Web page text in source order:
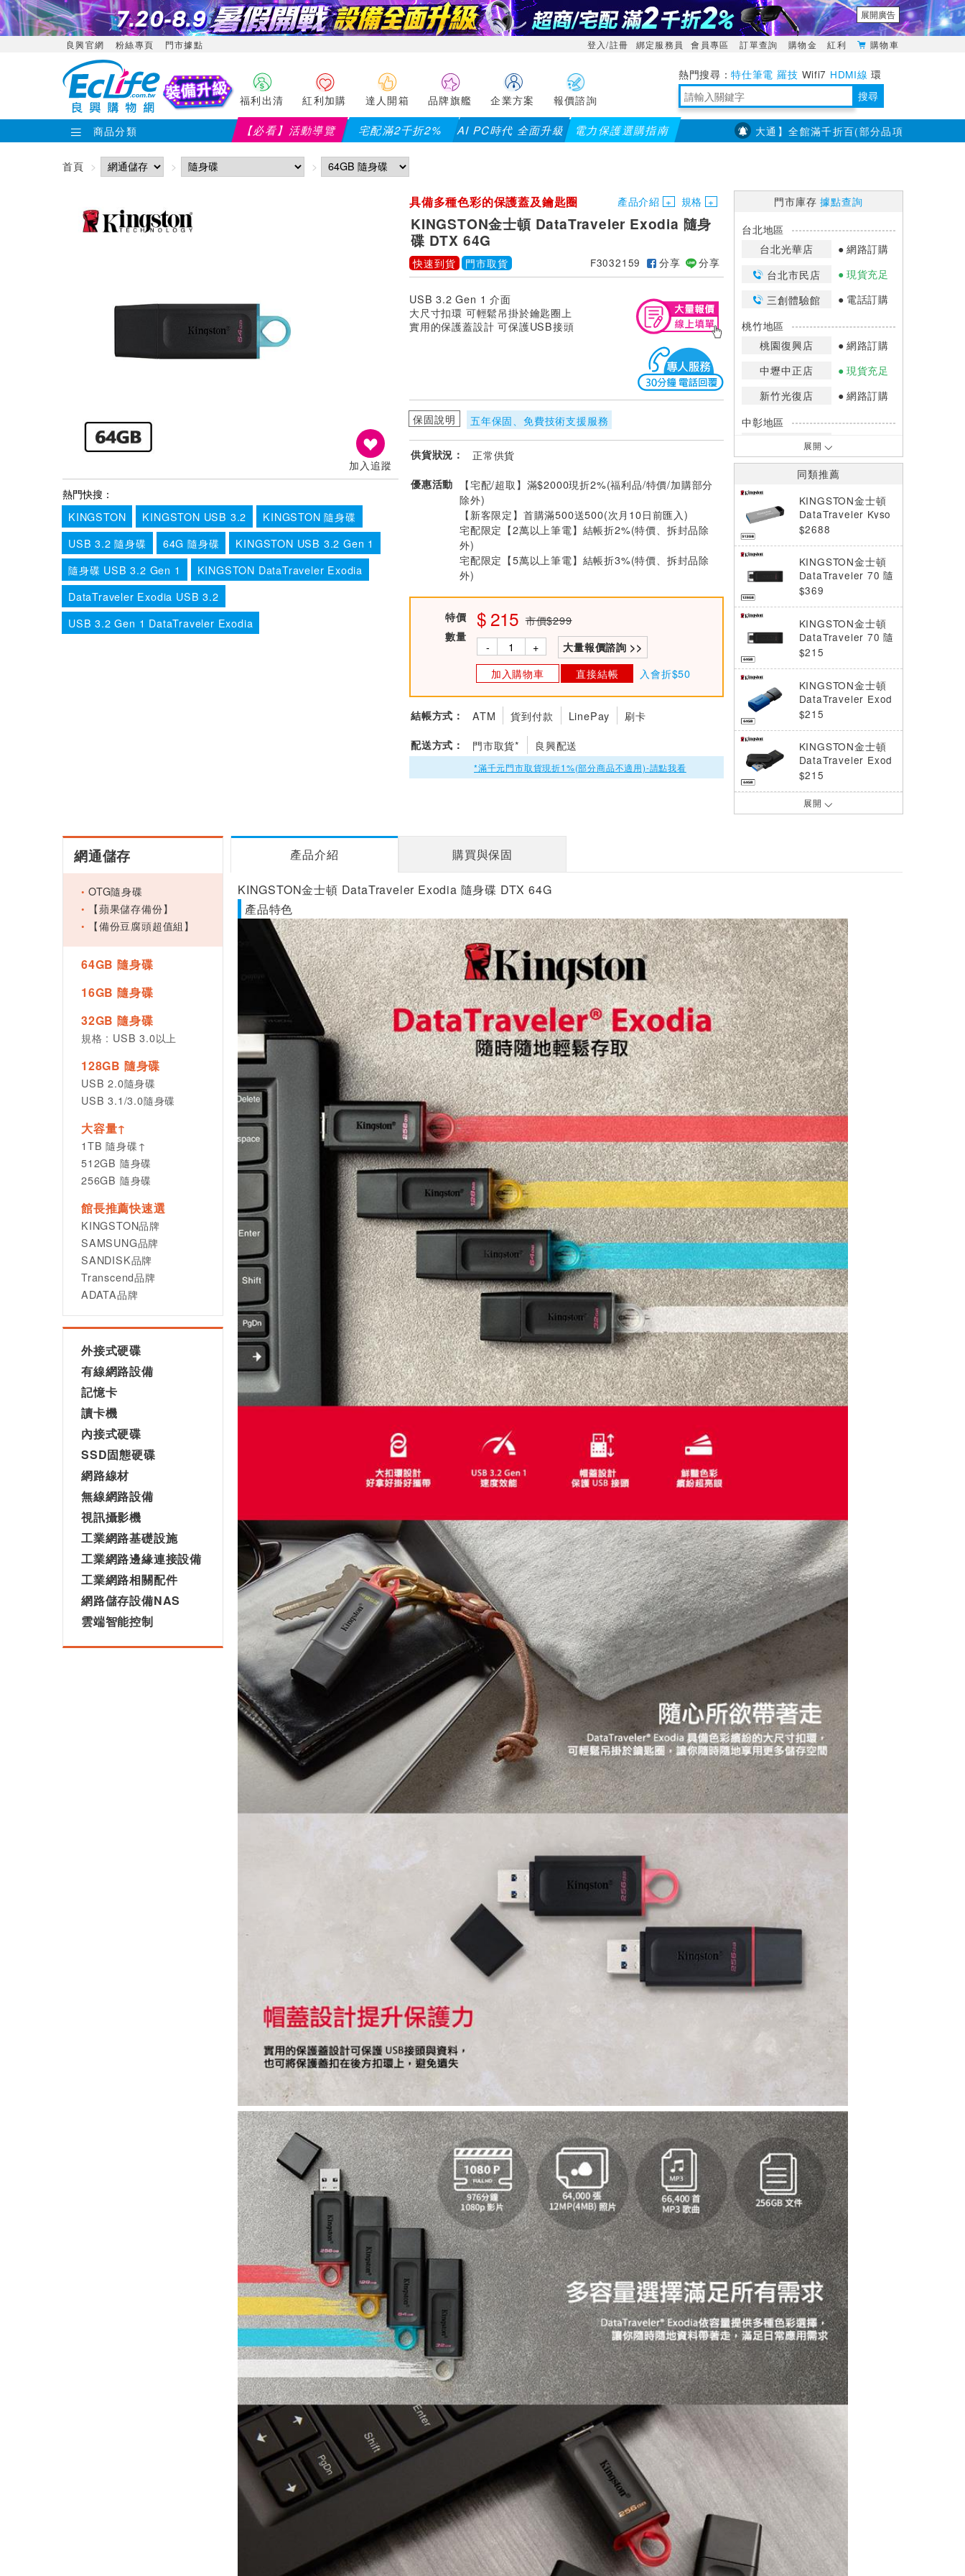
展開廣告
良興官網 粉絲專頁 門市據點 登入/註冊 綁定服務員 會員專區 訂單查詢 購物金 紅利 購物車
福利出清 紅利加購 達人開箱 品牌旗艦 企業方案 報價諮詢
特仕筆電 羅技 Wifi7 HDMI線 環
境量測 明緯POWER 搜尋
商品分類 【必看】活動導覽 宅配滿2千折2% AI PC時代 全面升級 電力保護選購指南 【PX大通】全館滿千折百(部分品項不適用，滿2千折
首頁
加入追蹤
熱門快搜：
KINGSTON
KINGSTON USB 3.2
KINGSTON 隨身碟
USB 3.2 隨身碟
64G 隨身碟
KINGSTON USB 3.2 Gen 1
隨身碟 USB 3.2 Gen 1
KINGSTON DataTraveler Exodia
DataTraveler Exodia USB 3.2
USB 3.2 Gen 1 DataTraveler Exodia
具備多種色彩的保護蓋及鑰匙圈 產品介紹 規格
KINGSTON金士頓 DataTraveler Exodia 隨身
碟 DTX 64G
快速到貨 門市取貨 F3032159 分享 分享
USB 3.2 Gen 1 介面
大尺寸扣環 可輕鬆吊掛於鑰匙圈上
實用的保護蓋設計 可保護USB接頭
保固說明 五年保固、免費技術支援服務
供貨狀況： 正常供貨
優惠活動
【宅配/超取】滿$2000現折2%(福利品/特價/加購部分
除外)
【新客限定】首購滿500送500(次月10日前匯入)
宅配限定【2萬以上筆電】結帳折2%(特價、拆封品除
外)
宅配限定【5萬以上筆電】結帳折3%(特價、拆封品除
外)
特價 215 市價$299
數量
- + 大量報價諮詢 >>
加入購物車 直接結帳 入會折$50
結帳方式： ATM 貨到付款 LinePay 刷卡
配送方式： 門市取貨* 良興配送
*滿千元門市取貨現折1%(部分商品不適用)-請點我看
門市庫存據點查詢
台北地區
台北光華店
網路訂購
台北市民店
現貨充足
三創體驗館
電話訂購
桃竹地區
桃園復興店
網路訂購
中壢中正店
現貨充足
新竹光復店
網路訂購
中彰地區
台中英才店
嘉南地區
高雄中華店
高雄鳳山店
網路訂購
*庫存數量：網路訂購(0)、少量庫存
(1~2)、現貨充足(3以上)。
*門市庫存以店內實際數量為準，可使
用專人服務或撥打門市電話洽詢。
展開
同類推薦
KINGSTON金士頓
DataTraveler Kyso
n USB 隨身碟 DTK
$2688
KINGSTON金士頓
DataTraveler 70 隨
身碟 DT70 128G
$369
KINGSTON金士頓
DataTraveler 70 隨
身碟 DT70 64G
$215
KINGSTON金士頓
DataTraveler Exod
ia M 隨身碟 DTXM
$215
KINGSTON金士頓
DataTraveler Exod
ia S 隨身碟 DTXS 6
$215
KINGSTON金士頓
KINGSTON金士頓
KINGSTON金士頓
DataTraveler Exod
ia M 隨身碟 DTXM
128G
$345
KINGSTON金士頓
DataTraveler Exod
ia S 隨身碟 DTXS 1
28G
$345
KINGSTON金士頓
DataTraveler Exod
ia 隨身碟 DTX 256
G
$788
展開
網通儲存
OTG隨身碟
【蘋果儲存備份】
【備份豆腐頭超值組】
64GB 隨身碟
16GB 隨身碟
32GB 隨身碟
規格 : USB 3.0以上
128GB 隨身碟
USB 2.0隨身碟
USB 3.1/3.0隨身碟
大容量↑
1TB 隨身碟↑
512GB 隨身碟
256GB 隨身碟
館長推薦快速選
KINGSTON品牌
SAMSUNG品牌
SANDISK品牌
Transcend品牌
ADATA品牌
外接式硬碟
有線網路設備
記憶卡
讀卡機
內接式硬碟
SSD固態硬碟
網路線材
無線網路設備
視訊攝影機
工業網路基礎設施
工業網路邊緣連接設備
工業網路相關配件
網路儲存設備NAS
雲端智能控制
產品介紹 購買與保固
KINGSTON金士頓 DataTraveler Exodia 隨身碟 DTX 64G
產品特色